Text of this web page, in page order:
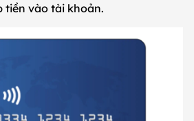
tiền vào tài khoản.